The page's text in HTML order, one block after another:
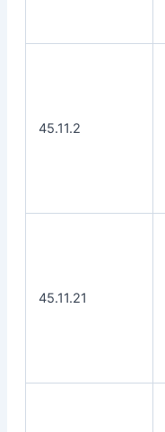
45.11.2
45.11.21